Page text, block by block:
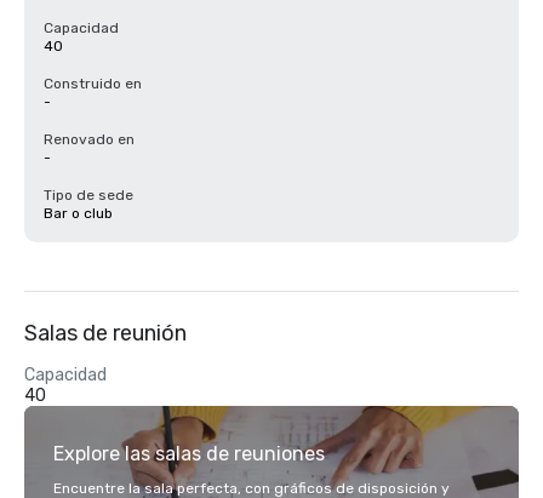
Capacidad
40
Construido en
-
Renovado en
-
Tipo de sede
Bar o club
Salas de reunión
Capacidad
40
Explore las salas de reuniones
Encuentre la sala perfecta, con gráficos de disposición y